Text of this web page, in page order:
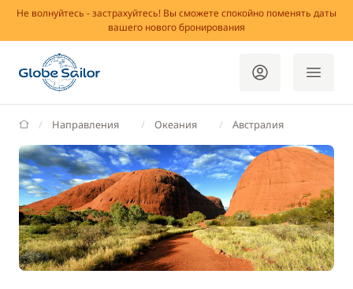
Не волнуйтесь - застрахуйтесь! Вы сможете спокойно поменять даты
вашего нового бронирования
GlobeSailor
Направления Океания Австралия